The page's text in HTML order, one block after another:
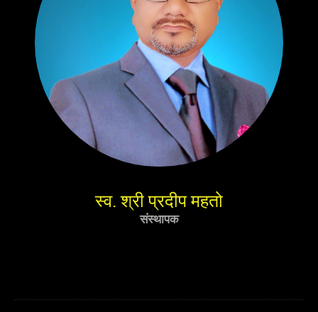
स्व. श्री प्रदीप महतो
संस्थापक